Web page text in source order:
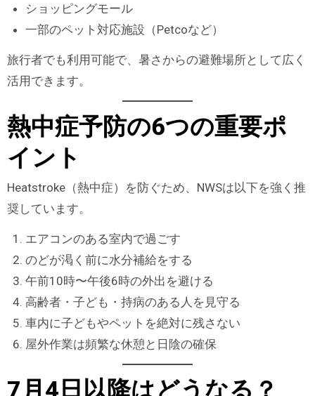
ショッピングモール
一部のペット対応施設（Petcoなど）
旅行者でも利用可能で、暑さからの避難場所として広く
活用できます。
熱中症予防の6つの重要ポ
イント
Heatstroke（熱中症）を防ぐため、NWSは以下を強く推
奨しています。
エアコンのある室内で過ごす
のどが渇く前に水分補給をする
午前10時〜午後6時の外出を避ける
高齢者・子ども・持病のある人を見守る
車内に子どもやペットを絶対に残さない
屋外作業は頻繁な休憩と日陰の確保
7月4日以降はどうなる？